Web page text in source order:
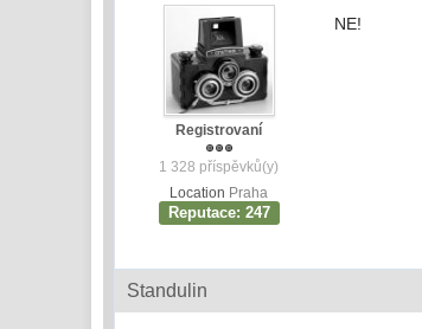
Registrovaní
1 328 příspěvků(y)
Location Praha
Reputace: 247
NE!
Standulin